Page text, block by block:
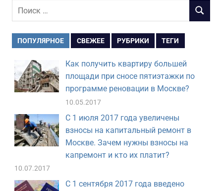
Поиск
ПОИСК
ПОПУЛЯРНОЕ СВЕЖЕЕ РУБРИКИ ТЕГИ
Как получить квартиру большей
площади при сносе пятиэтажки по
программе реновации в Москве?
10.05.2017
С 1 июля 2017 года увеличены
взносы на капитальный ремонт в
Москве. Зачем нужны взносы на
капремонт и кто их платит?
10.07.2017
С 1 сентября 2017 года введено